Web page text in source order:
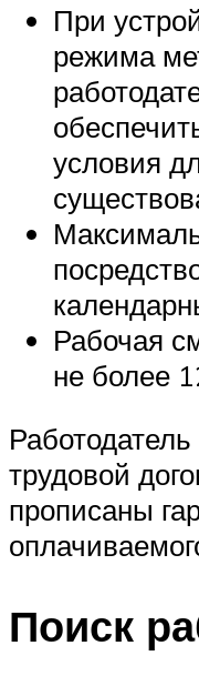
При
режима
условия
Рабочая
не более
трудовой
прописаны
Поиск